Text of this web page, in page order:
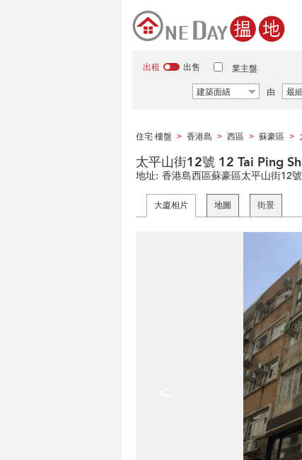
出租 出售 業主盤
建築面績
由 最細
住宅 樓盤 > 香港島 > 西區 > 蘇豪區 >
太平山街12號 12 Tai Ping
地址: 香港島西區蘇豪區太平山街12號
大廈相片 地圖 街景